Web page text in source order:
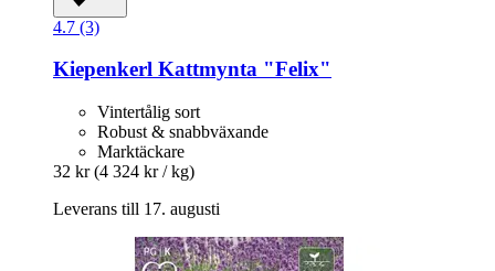
4.7 (3)
Kiepenkerl Kattmynta "Felix"
Vintertålig sort
Robust & snabbväxande
Marktäckare
32 kr (4 324 kr / kg)
Leverans till 17. augusti